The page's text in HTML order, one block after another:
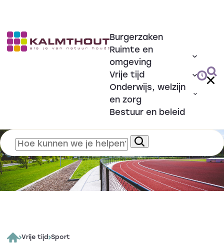
Burgerzaken
Ruimte en
omgeving
Vrije tijd
Onderwijs, welzijn
en zorg
Bestuur en beleid
Vrije tijd Sport